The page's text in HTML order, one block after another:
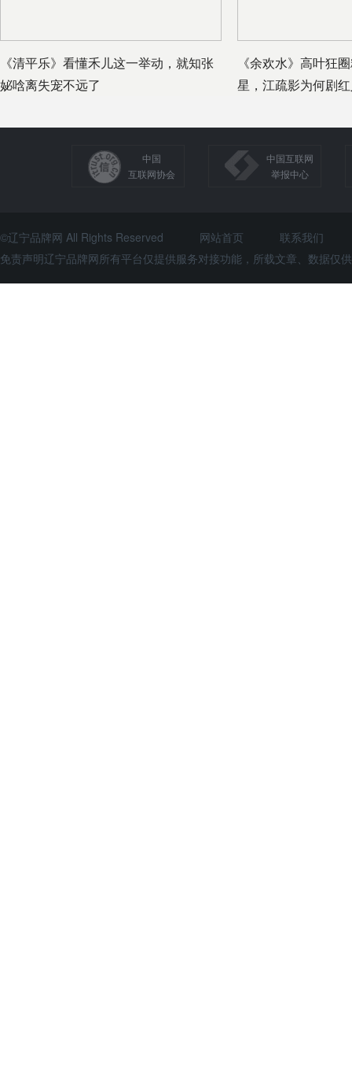
《清平乐》看懂禾儿这一举动，就知张
妼唅离失宠不远了
《余欢水》高叶狂
星，江疏影为何剧
中国
互联网协会
中国互联网
举报中心
©辽宁品牌网 All Rights Reserved 网站首页
联系我们
免责声明辽宁品牌网所有平台仅提供服务对接功能，所载文章、数据